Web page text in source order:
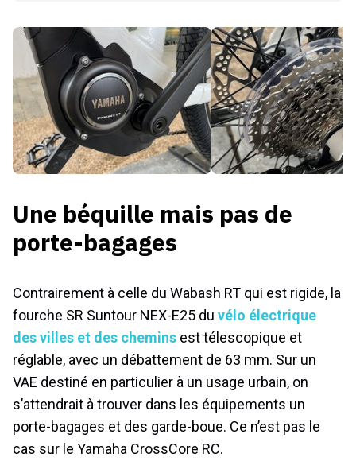
Une béquille mais pas de
porte-bagages
Contrairement à celle du Wabash RT qui est rigide, la
fourche SR Suntour NEX-E25 du vélo électrique
des villes et des chemins est télescopique et
réglable, avec un débattement de 63 mm. Sur un
VAE destiné en particulier à un usage urbain, on
s’attendrait à trouver dans les équipements un
porte-bagages et des garde-boue. Ce n’est pas le
cas sur le Yamaha CrossCore RC.